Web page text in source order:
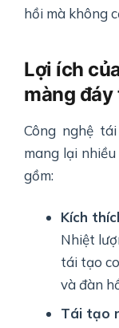
hồi mà không
Lợi ích
màng
Công nghệ
mang lại
gồm:
Kích
Nhiệt
tái tạo
và đàn
Tái tạo